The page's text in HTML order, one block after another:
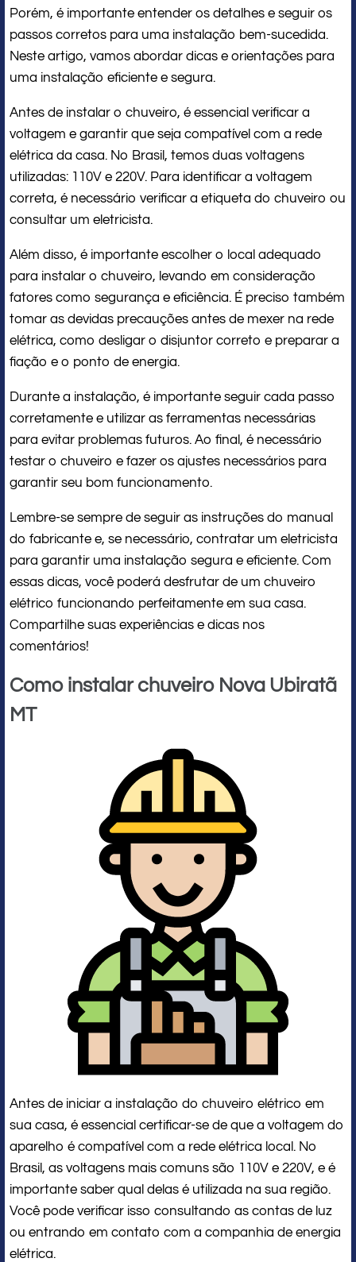
Porém, é importante entender os detalhes e seguir os
passos corretos para uma instalação bem-sucedida.
Neste artigo, vamos abordar dicas e orientações para
uma instalação eficiente e segura.
Antes de instalar o chuveiro, é essencial verificar a
voltagem e garantir que seja compatível com a rede
elétrica da casa. No Brasil, temos duas voltagens
utilizadas: 110V e 220V. Para identificar a voltagem
correta, é necessário verificar a etiqueta do chuveiro ou
consultar um eletricista.
Além disso, é importante escolher o local adequado
para instalar o chuveiro, levando em consideração
fatores como segurança e eficiência. É preciso também
tomar as devidas precauções antes de mexer na rede
elétrica, como desligar o disjuntor correto e preparar a
fiação e o ponto de energia.
Durante a instalação, é importante seguir cada passo
corretamente e utilizar as ferramentas necessárias
para evitar problemas futuros. Ao final, é necessário
testar o chuveiro e fazer os ajustes necessários para
garantir seu bom funcionamento.
Lembre-se sempre de seguir as instruções do manual
do fabricante e, se necessário, contratar um eletricista
para garantir uma instalação segura e eficiente. Com
essas dicas, você poderá desfrutar de um chuveiro
elétrico funcionando perfeitamente em sua casa.
Compartilhe suas experiências e dicas nos
comentários!
Como instalar chuveiro Nova Ubiratã
MT
Antes de iniciar a instalação do chuveiro elétrico em
sua casa, é essencial certificar-se de que a voltagem do
aparelho é compatível com a rede elétrica local. No
Brasil, as voltagens mais comuns são 110V e 220V, e é
importante saber qual delas é utilizada na sua região.
Você pode verificar isso consultando as contas de luz
ou entrando em contato com a companhia de energia
elétrica.